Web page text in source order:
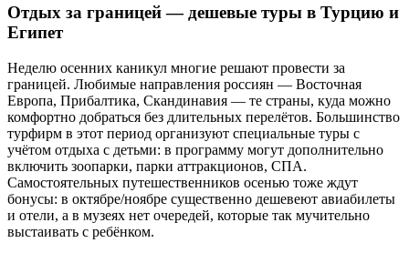
Отдых за границей — дешевые туры в Турцию и
Египет
Неделю осенних каникул многие решают провести за
границей. Любимые направления россиян — Восточная
Европа, Прибалтика, Скандинавия — те страны, куда можно
комфортно добраться без длительных перелётов. Большинство
турфирм в этот период организуют специальные туры с
учётом отдыха с детьми: в программу могут дополнительно
включить зоопарки, парки аттракционов, СПА.
Самостоятельных путешественников осенью тоже ждут
бонусы: в октябре/ноябре существенно дешевеют авиабилеты
и отели, а в музеях нет очередей, которые так мучительно
выстаивать с ребёнком.